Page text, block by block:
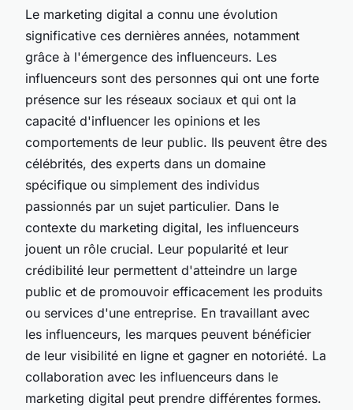
Le marketing digital a connu une évolution
significative ces dernières années, notamment
grâce à l'émergence des influenceurs. Les
influenceurs sont des personnes qui ont une forte
présence sur les réseaux sociaux et qui ont la
capacité d'influencer les opinions et les
comportements de leur public. Ils peuvent être des
célébrités, des experts dans un domaine
spécifique ou simplement des individus
passionnés par un sujet particulier. Dans le
contexte du marketing digital, les influenceurs
jouent un rôle crucial. Leur popularité et leur
crédibilité leur permettent d'atteindre un large
public et de promouvoir efficacement les produits
ou services d'une entreprise. En travaillant avec
les influenceurs, les marques peuvent bénéficier
de leur visibilité en ligne et gagner en notoriété. La
collaboration avec les influenceurs dans le
marketing digital peut prendre différentes formes.